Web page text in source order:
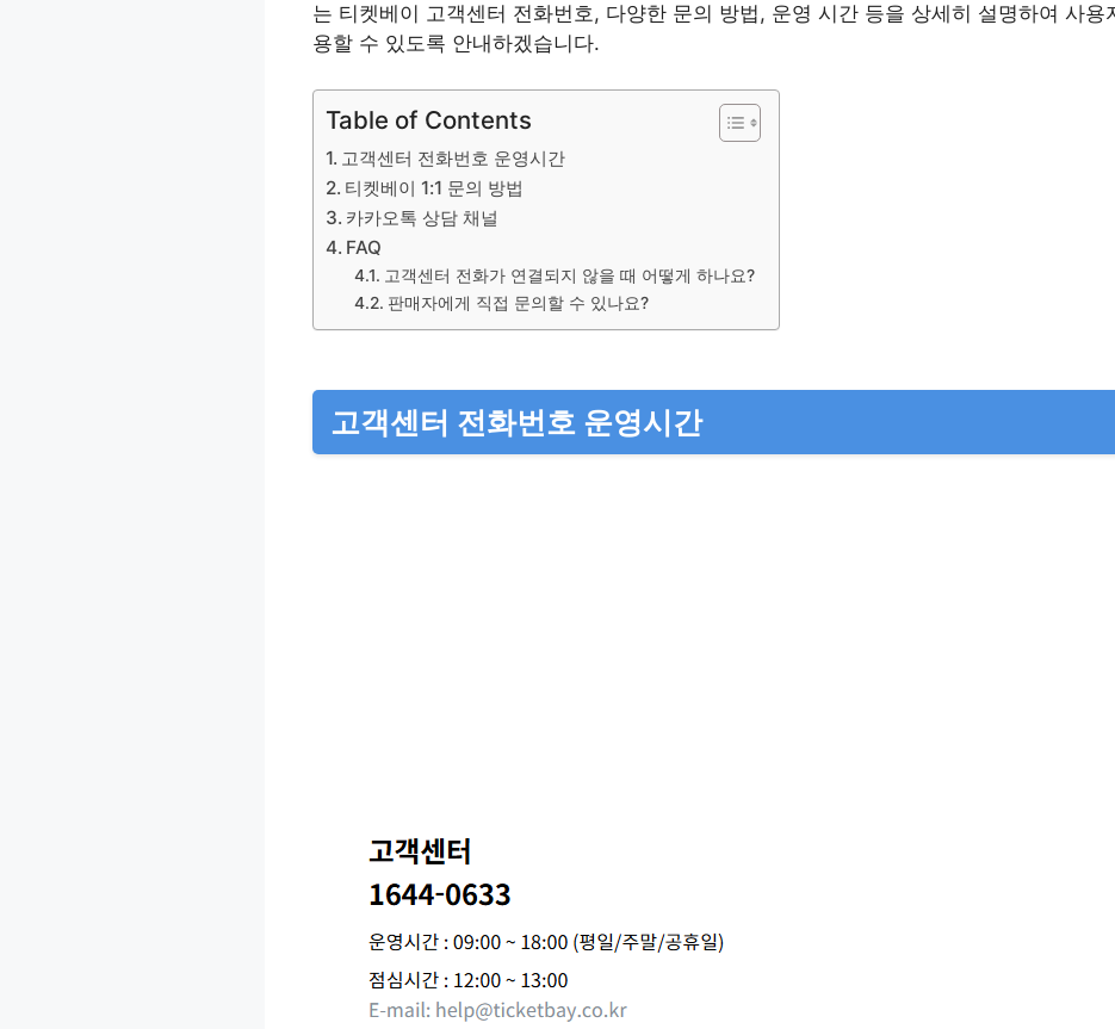
는 티켓베이 고객센터 전화번호, 다양한 문의 방법, 운영 시간 등을 상세히 설명하여 사용
용할 수 있도록 안내하겠습니다.
Table of Contents
고객센터 전화번호 운영시간
티켓베이 1:1 문의 방법
카카오톡 상담 채널
FAQ
고객센터 전화가 연결되지 않을 때 어떻게 하나요?
판매자에게 직접 문의할 수 있나요?
고객센터 전화번호 운영시간